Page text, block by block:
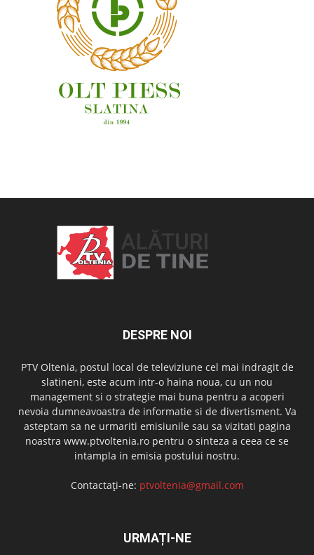
DESPRE NOI
PTV Oltenia, postul local de televiziune cel mai indragit de
slatineni, este acum intr-o haina noua, cu un nou
management si o strategie mai buna pentru a acoperi
nevoia dumneavoastra de informatie si de divertisment. Va
asteptam sa ne urmariti emisiunile sau sa vizitati pagina
noastra www.ptvoltenia.ro pentru o sinteza a ceea ce se
intampla in emisia postului nostru.
Contactați-ne: ptvoltenia@gmail.com
URMAȚI-NE